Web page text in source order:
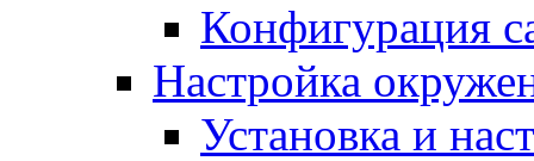
Конфигурация
Настройка
Установка и